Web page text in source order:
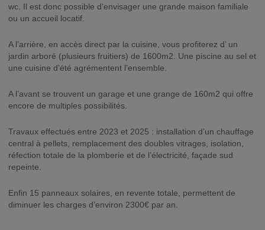
wc. Il est donc possible d’envisager une grande maison familiale
ou un accueil locatif.
A l’arrière, en accès direct par la cuisine, vous profiterez d’ un
jardin arboré (plusieurs fruitiers) de 1600m2. Une piscine au sel et
une cuisine d’été agrémentent l’ensemble.
A l’avant se trouvent un garage et une grange de 160m2 qui offre
encore de multiples possibilités.
Travaux effectués entre 2023 et 2025 : installation d’un chauffage
central à pellets, remplacement des doubles vitrages, isolation,
réfection totale de la plomberie et de l’électricité, façade sud
repeinte.
Enfin 15 panneaux solaires, en revente totale, permettent de
diminuer les charges d’environ 2300€ par an.